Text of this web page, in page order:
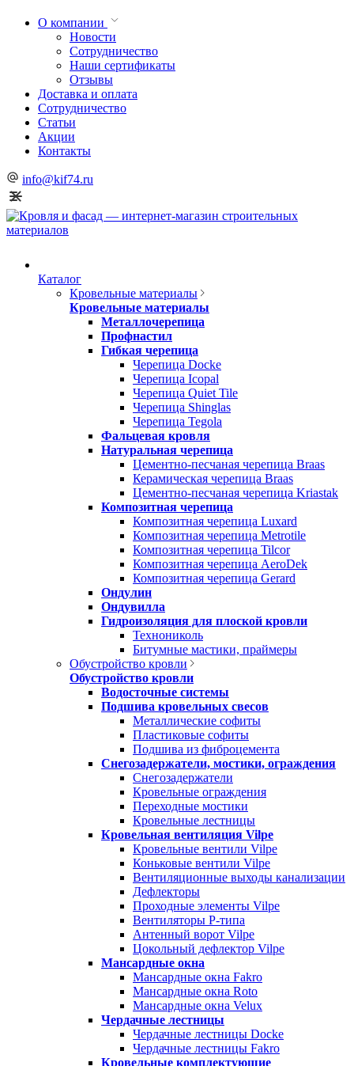
О компании
Новости
Сотрудничество
Наши сертификаты
Отзывы
Доставка и оплата
Сотрудничество
Статьи
Акции
Контакты
info@kif74.ru
Каталог
Кровельные материалы
Кровельные материалы
Металлочерепица
Профнастил
Гибкая черепица
Черепица Docke
Черепица Icopal
Черепица Quiet Tile
Черепица Shinglas
Черепица Tegola
Фальцевая кровля
Натуральная черепица
Цементно-песчаная черепица Braas
Керамическая черепица Braas
Цементно-песчаная черепица Kriastak
Композитная черепица
Композитная черепица Luxard
Композитная черепица Metrotile
Композитная черепица Tilcor
Композитная черепица AeroDek
Композитная черепица Gerard
Ондулин
Ондувилла
Гидроизоляция для плоской кровли
Технониколь
Битумные мастики, праймеры
Обустройство кровли
Обустройство кровли
Водосточные системы
Подшива кровельных свесов
Металлические софиты
Пластиковые софиты
Подшива из фиброцемента
Снегозадержатели, мостики, ограждения
Снегозадержатели
Кровельные ограждения
Переходные мостики
Кровельные лестницы
Кровельная вентиляция Vilpe
Кровельные вентили Vilpe
Коньковые вентили Vilpe
Вентиляционные выходы канализации
Дефлекторы
Проходные элементы Vilpe
Вентиляторы P-типа
Антенный ворот Vilpe
Цокольный дефлектор Vilpe
Мансардные окна
Мансардные окна Fakro
Мансардные окна Roto
Мансардные окна Velux
Чердачные лестницы
Чердачные лестницы Docke
Чердачные лестницы Fakro
Кровельные комплектующие